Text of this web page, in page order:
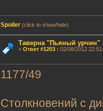
Spoiler (click to show/hide)
Таверна "Пьяный урчин"
« Ответ #1203: 02/08/2012
1177/49
Столкновений с